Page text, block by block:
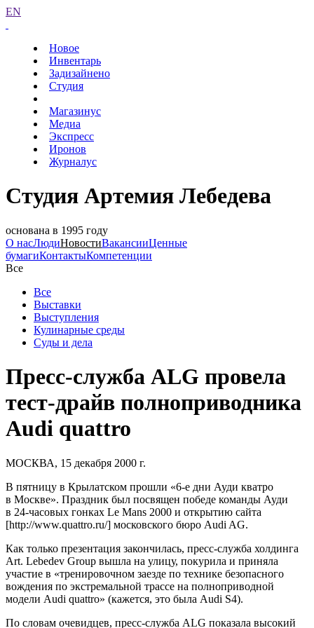
EN
Новое
Инвентарь
Задизайнено
Студия
Магазинус
Медиа
Экспресс
Иронов
Журналус
Студия Артемия Лебедева
основана в 1995 году
О насЛюдиНовостиВакансииЦенные
бумагиКонтактыКомпетенции
Все
Все
Выставки
Выступления
Кулинарные среды
Суды и дела
Пресс-служба ALG провела
тест-драйв полноприводника
Audi quattro
МОСКВА, 15 декабря 2000 г.
В пятницу в Крылатском прошли «6-е дни Ауди кватро
в Москве». Праздник был посвящен победе команды Ауди
в 24-часовых гонках Le Mans 2000 и открытию сайта
[http://www.quattro.ru/] московского бюро Audi AG.
Как только презентация закончилась, пресс-служба холдинга
Art. Lebedev Group вышла на улицу, покурила и приняла
участие в «тренировочном заезде по технике безопасного
вождения по экстремальной трассе на полноприводной
модели Audi quattro» (кажется, это была Audi S4).
По словам очевидцев, пресс-служба ALG показала высокий